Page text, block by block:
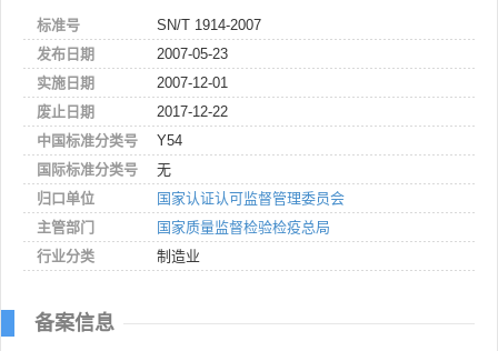
标准号
SN/T 1914-2007
发布日期
2007-05-23
实施日期
2007-12-01
废止日期
2017-12-22
中国标准分类号
Y54
国际标准分类号
无
归口单位
国家认证认可监督管理委员会
主管部门
国家质量监督检验检疫总局
行业分类
制造业
备案信息